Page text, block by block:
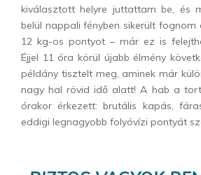
kiválasztott helyre juttattam be, és
belül nappali fényben sikerült fognom
12 kg-os pontyot – már ez is
Éjjel 11 óra körül újabb élmény
példány tisztelt meg, aminek már
nagy hal rövid idő alatt! A hab a
órakor érkezett: brutális kapás,
eddigi legnagyobb folyóvízi pontyát